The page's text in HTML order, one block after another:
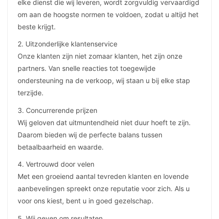
elke dienst die wij leveren, wordt zorgvuldig vervaardigd
om aan de hoogste normen te voldoen, zodat u altijd het
beste krijgt.
2. Uitzonderlijke klantenservice
Onze klanten zijn niet zomaar klanten, het zijn onze
partners. Van snelle reacties tot toegewijde
ondersteuning na de verkoop, wij staan ​​u bij elke stap
terzijde.
3. Concurrerende prijzen
Wij geloven dat uitmuntendheid niet duur hoeft te zijn.
Daarom bieden wij de perfecte balans tussen
betaalbaarheid en waarde.
4. Vertrouwd door velen
Met een groeiend aantal tevreden klanten en lovende
aanbevelingen spreekt onze reputatie voor zich. Als u
voor ons kiest, bent u in goed gezelschap.